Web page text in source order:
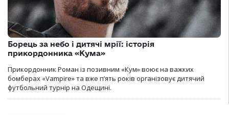
Борець за небо і дитячі мрії: історія
прикордонника «Кума»
Прикордонник Роман із позивним «Кум» воює на важких
бомберах «Vampire» та вже п’ять років організовує дитячий
футбольний турнір на Одещині.